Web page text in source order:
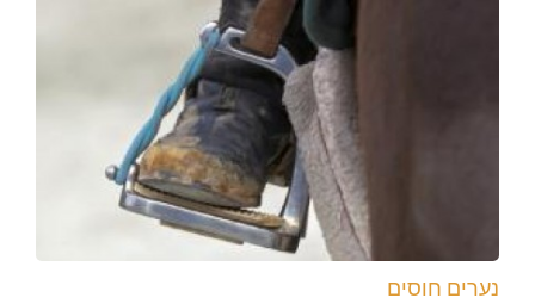
נערים חוסים